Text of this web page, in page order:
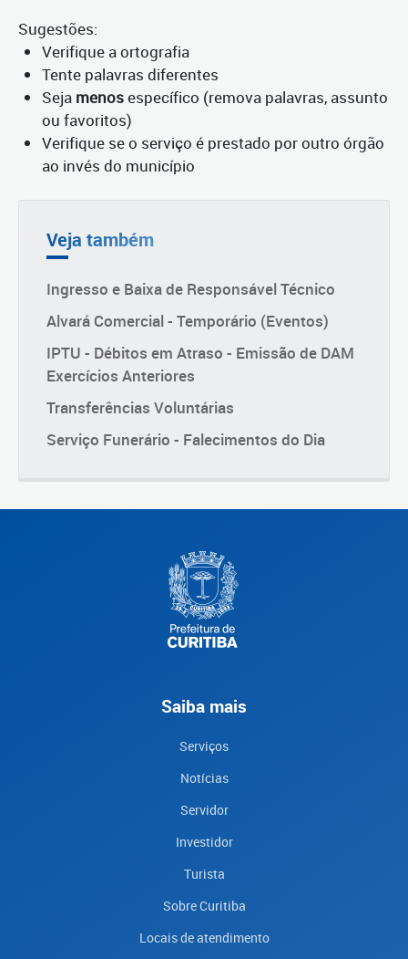
Sugestões:
Verifique a ortografia
Tente palavras diferentes
Seja menosespecífico (remova palavras, assunto
ou favoritos)
Verifique se o serviço é prestado por outro órgão
ao invés do município
Veja também
Ingresso e Baixa de Responsável Técnico
Alvará Comercial - Temporário (Eventos)
IPTU - Débitos em Atraso - Emissão de DAM
Exercícios Anteriores
Transferências Voluntárias
Serviço Funerário - Falecimentos do Dia
Saiba mais
Serviços
Notícias
Servidor
Investidor
Turista
Sobre Curitiba
Locais de atendimento